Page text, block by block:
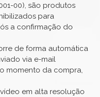
00), são produtos
para
a confirmação do
de forma automática
via e-mail
momento da compra,
em alta resolução